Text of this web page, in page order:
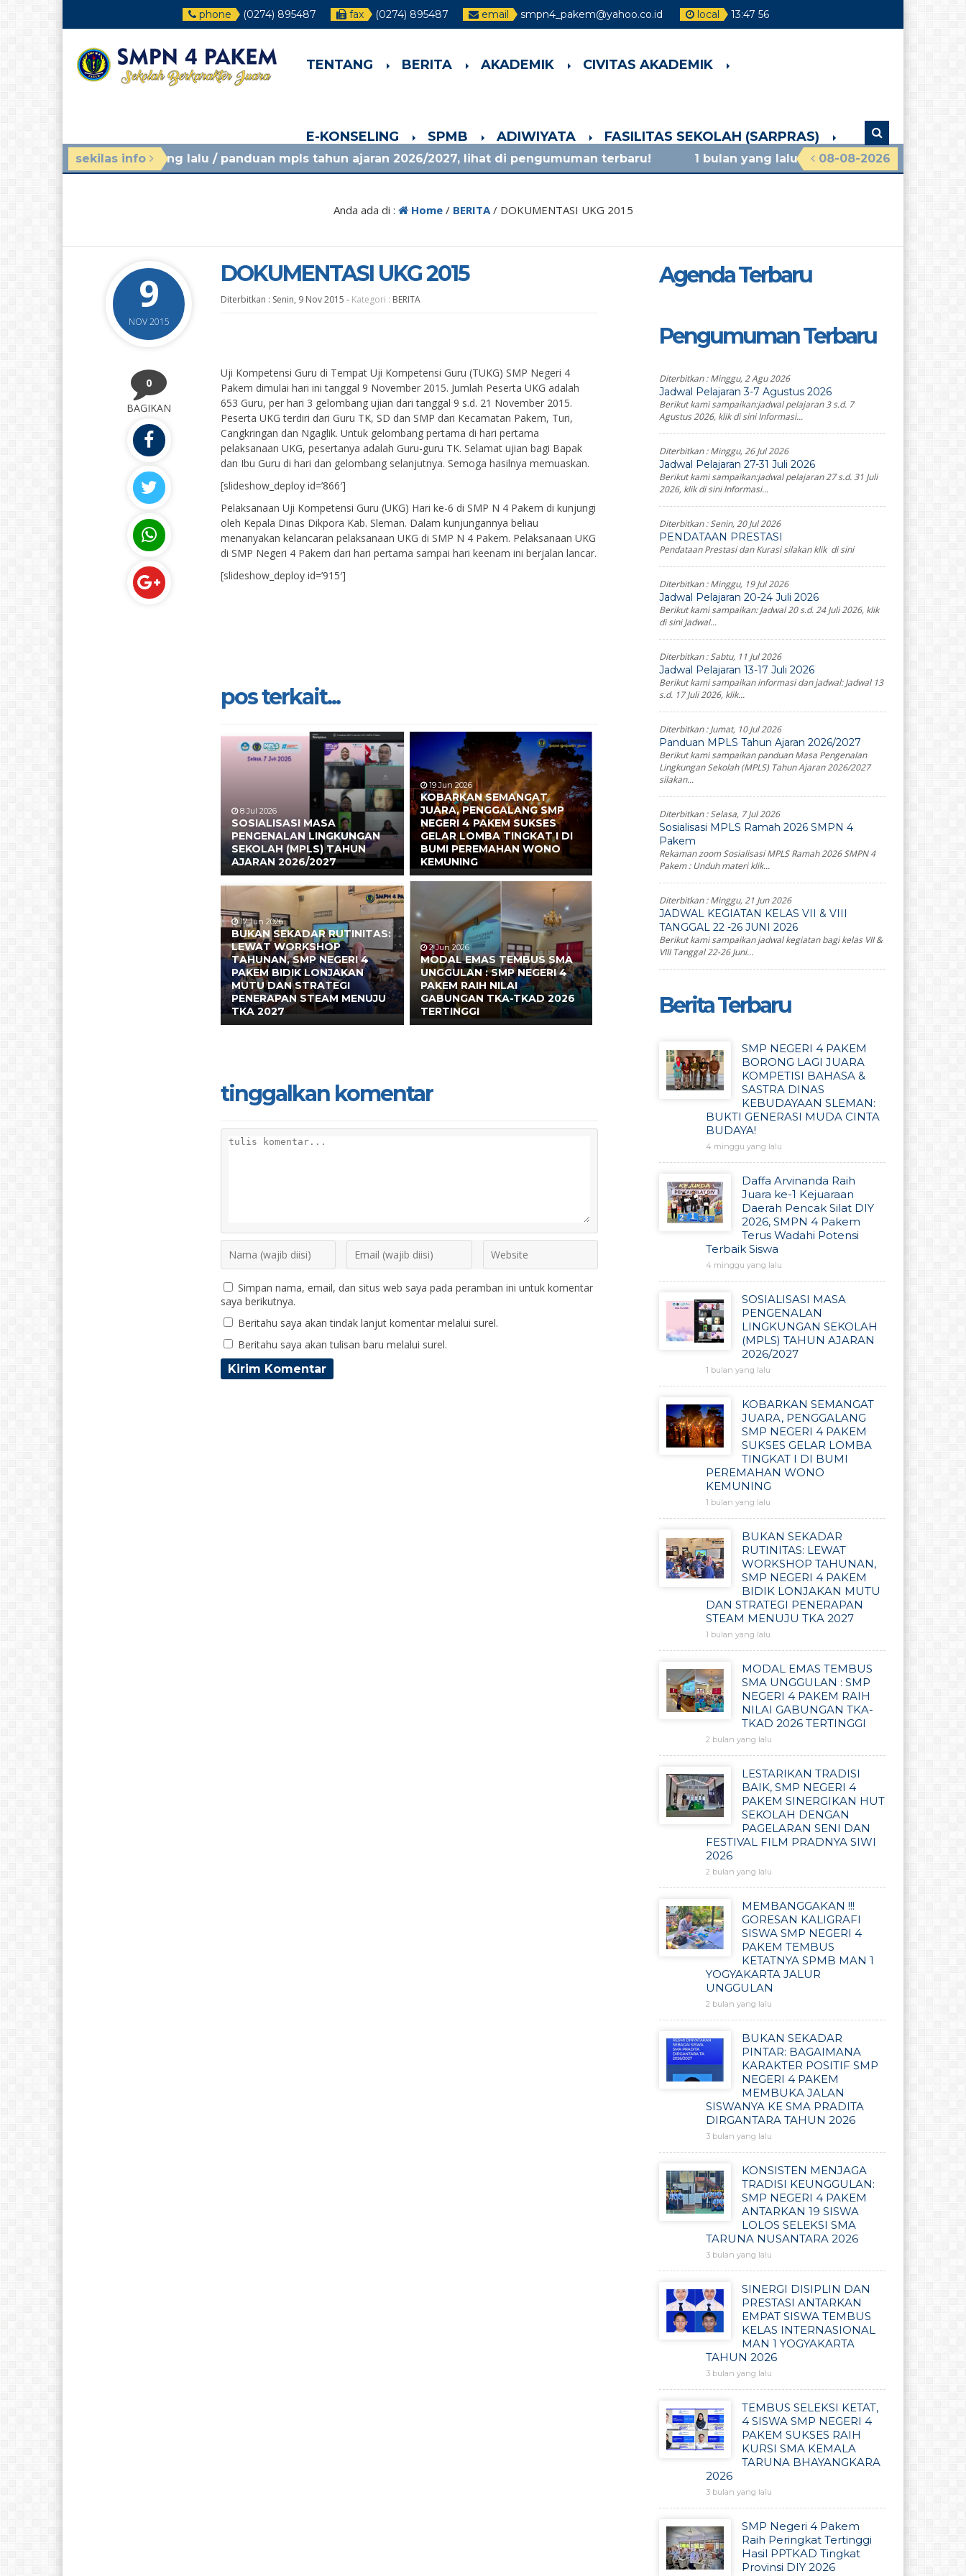
phone (0274) 895487 fax (0274) 895487 email smpn4_pakem@yahoo.co.id local 13:47 57
TENTANG BERITA AKADEMIK CIVITAS AKADEMIK
E-KONSELING SPMB ADIWIYATA FASILITAS SEKOLAH (SARPRAS)
sekilas info 08-08-2026
4 minggu yang lalu/ panduan mpls tahun ajaran 2026/2027, lihat di pengumuman terbaru! 1 bulan yang lalu/ materi sosialisasi mpls ramah 2026
Anda ada di : Home/ BERITA/ DOKUMENTASI UKG 2015
9
NOV 2015
DOKUMENTASI UKG 2015
Diterbitkan : Senin, 9 Nov 2015 - Kategori : BERITA
0
BAGIKAN
Uji Kompetensi Guru di Tempat Uji Kompetensi Guru (TUKG) SMP Negeri 4
Pakem dimulai hari ini tanggal 9 November 2015. Jumlah Peserta UKG adalah
653 Guru, per hari 3 gelombang ujian dari tanggal 9 s.d. 21 November 2015.
Peserta UKG terdiri dari Guru TK, SD dan SMP dari Kecamatan Pakem, Turi,
Cangkringan dan Ngaglik. Untuk gelombang pertama di hari pertama
pelaksanaan UKG, pesertanya adalah Guru-guru TK. Selamat ujian bagi Bapak
dan Ibu Guru di hari dan gelombang selanjutnya. Semoga hasilnya memuaskan.
[slideshow_deploy id=’866′]
Pelaksanaan Uji Kompetensi Guru (UKG) Hari ke-6 di SMP N 4 Pakem di kunjungi
oleh Kepala Dinas Dikpora Kab. Sleman. Dalam kunjungannya beliau
menanyakan kelancaran pelaksanaan UKG di SMP N 4 Pakem. Pelaksanaan UKG
di SMP Negeri 4 Pakem dari hari pertama sampai hari keenam ini berjalan lancar.
[slideshow_deploy id=’915′]
pos terkait...
8 Jul 2026
SOSIALISASI MASA
PENGENALAN LINGKUNGAN
SEKOLAH (MPLS) TAHUN
AJARAN 2026/2027
19 Jun 2026
KOBARKAN SEMANGAT
JUARA, PENGGALANG SMP
NEGERI 4 PAKEM SUKSES
GELAR LOMBA TINGKAT I DI
BUMI PEREMAHAN WONO
KEMUNING
17 Jun 2026
BUKAN SEKADAR RUTINITAS:
LEWAT WORKSHOP
TAHUNAN, SMP NEGERI 4
PAKEM BIDIK LONJAKAN
MUTU DAN STRATEGI
PENERAPAN STEAM MENUJU
TKA 2027
2 Jun 2026
MODAL EMAS TEMBUS SMA
UNGGULAN : SMP NEGERI 4
PAKEM RAIH NILAI
GABUNGAN TKA-TKAD 2026
TERTINGGI
tinggalkan komentar
Simpan nama, email, dan situs web saya pada peramban ini untuk komentar
saya berikutnya.
Beritahu saya akan tindak lanjut komentar melalui surel.
Beritahu saya akan tulisan baru melalui surel.
Agenda Terbaru
Pengumuman Terbaru
Diterbitkan :Minggu, 2 Agu 2026
Jadwal Pelajaran 3-7 Agustus 2026
Berikut kami sampaikan:jadwal pelajaran 3 s.d. 7
Agustus 2026, klik di sini Informasi...
Diterbitkan :Minggu, 26 Jul 2026
Jadwal Pelajaran 27-31 Juli 2026
Berikut kami sampaikan:jadwal pelajaran 27 s.d. 31 Juli
2026, klik di sini Informasi...
Diterbitkan :Senin, 20 Jul 2026
PENDATAAN PRESTASI
Pendataan Prestasi dan Kurasi silakan klik di sini
Diterbitkan :Minggu, 19 Jul 2026
Jadwal Pelajaran 20-24 Juli 2026
Berikut kami sampaikan: Jadwal 20 s.d. 24 Juli 2026, klik
di sini Jadwal...
Diterbitkan :Sabtu, 11 Jul 2026
Jadwal Pelajaran 13-17 Juli 2026
Berikut kami sampaikan informasi dan jadwal: Jadwal 13
s.d. 17 Juli 2026, klik...
Diterbitkan :Jumat, 10 Jul 2026
Panduan MPLS Tahun Ajaran 2026/2027
Berikut kami sampaikan panduan Masa Pengenalan
Lingkungan Sekolah (MPLS) Tahun Ajaran 2026/2027
silakan...
Diterbitkan :Selasa, 7 Jul 2026
Sosialisasi MPLS Ramah 2026 SMPN 4
Pakem
Rekaman zoom Sosialisasi MPLS Ramah 2026 SMPN 4
Pakem : Unduh materi klik...
Diterbitkan :Minggu, 21 Jun 2026
JADWAL KEGIATAN KELAS VII & VIII
TANGGAL 22 -26 JUNI 2026
Berikut kami sampaikan jadwal kegiatan bagi kelas VII &
VIII Tanggal 22-26 Juni...
Berita Terbaru
SMP NEGERI 4 PAKEM
BORONG LAGI JUARA
KOMPETISI BAHASA &
SASTRA DINAS
KEBUDAYAAN SLEMAN:
BUKTI GENERASI MUDA CINTA
BUDAYA!
4 minggu yang lalu
Daffa Arvinanda Raih
Juara ke-1 Kejuaraan
Daerah Pencak Silat DIY
2026, SMPN 4 Pakem
Terus Wadahi Potensi
Terbaik Siswa
4 minggu yang lalu
SOSIALISASI MASA
PENGENALAN
LINGKUNGAN SEKOLAH
(MPLS) TAHUN AJARAN
2026/2027
1 bulan yang lalu
KOBARKAN SEMANGAT
JUARA, PENGGALANG
SMP NEGERI 4 PAKEM
SUKSES GELAR LOMBA
TINGKAT I DI BUMI
PEREMAHAN WONO
KEMUNING
1 bulan yang lalu
BUKAN SEKADAR
RUTINITAS: LEWAT
WORKSHOP TAHUNAN,
SMP NEGERI 4 PAKEM
BIDIK LONJAKAN MUTU
DAN STRATEGI PENERAPAN
STEAM MENUJU TKA 2027
1 bulan yang lalu
MODAL EMAS TEMBUS
SMA UNGGULAN : SMP
NEGERI 4 PAKEM RAIH
NILAI GABUNGAN TKA-
TKAD 2026 TERTINGGI
2 bulan yang lalu
LESTARIKAN TRADISI
BAIK, SMP NEGERI 4
PAKEM SINERGIKAN HUT
SEKOLAH DENGAN
PAGELARAN SENI DAN
FESTIVAL FILM PRADNYA SIWI
2026
2 bulan yang lalu
MEMBANGGAKAN !!!
GORESAN KALIGRAFI
SISWA SMP NEGERI 4
PAKEM TEMBUS
KETATNYA SPMB MAN 1
YOGYAKARTA JALUR
UNGGULAN
2 bulan yang lalu
BUKAN SEKADAR
PINTAR: BAGAIMANA
KARAKTER POSITIF SMP
NEGERI 4 PAKEM
MEMBUKA JALAN
SISWANYA KE SMA PRADITA
DIRGANTARA TAHUN 2026
3 bulan yang lalu
KONSISTEN MENJAGA
TRADISI KEUNGGULAN:
SMP NEGERI 4 PAKEM
ANTARKAN 19 SISWA
LOLOS SELEKSI SMA
TARUNA NUSANTARA 2026
3 bulan yang lalu
SINERGI DISIPLIN DAN
PRESTASI ANTARKAN
EMPAT SISWA TEMBUS
KELAS INTERNASIONAL
MAN 1 YOGYAKARTA
TAHUN 2026
3 bulan yang lalu
TEMBUS SELEKSI KETAT,
4 SISWA SMP NEGERI 4
PAKEM SUKSES RAIH
KURSI SMA KEMALA
TARUNA BHAYANGKARA
2026
3 bulan yang lalu
SMP Negeri 4 Pakem
Raih Peringkat Tertinggi
Hasil PPTKAD Tingkat
Provinsi DIY 2026